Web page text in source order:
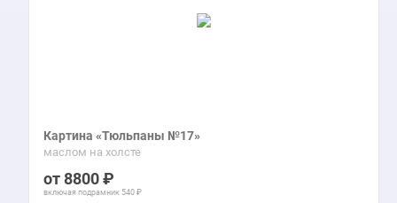
Картина «Тюльпаны №17»
маслом на холсте
8800
включая подрамник 540